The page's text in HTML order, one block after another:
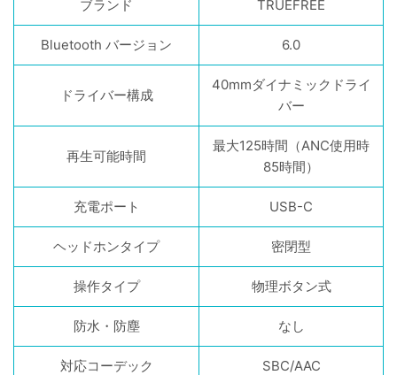
ブランド TRUEFREE
Bluetooth バージョン 6.0
ドライバー構成
40mmダイナミックドライ
バー
再生可能時間
最大125時間（ANC使用時
85時間）
充電ポート USB-C
ヘッドホンタイプ 密閉型
操作タイプ 物理ボタン式
防水・防塵 なし
対応コーデック SBC/AAC